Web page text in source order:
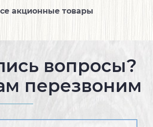
акционные товары
вопросы?
перезвоним